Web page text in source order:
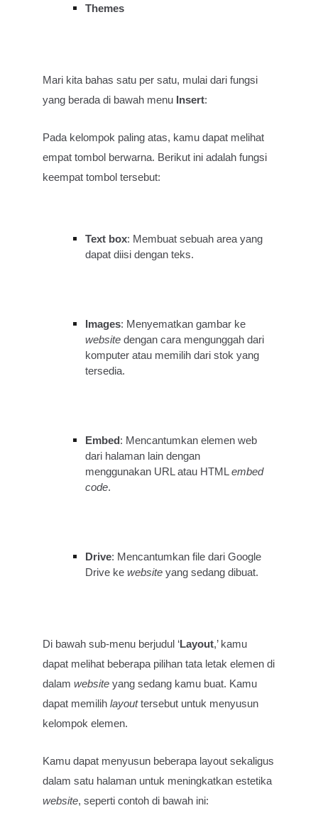
Themes
Mari kita bahas satu per satu, mulai dari fungsi
yang berada di bawah menu Insert:
Pada kelompok paling atas, kamu dapat melihat
empat tombol berwarna. Berikut ini adalah fungsi
keempat tombol tersebut:
Text box: Membuat sebuah area yang
dapat diisi dengan teks.
Images: Menyematkan gambar ke
website dengan cara mengunggah dari
komputer atau memilih dari stok yang
tersedia.
Embed : Mencantumkan elemen web
dari halaman lain dengan
menggunakan URL atau HTMLembed
code.
Drive: Mencantumkan file dari Google
Drive kewebsite yang sedang dibuat.
Di bawah sub-menu berjudul ‘Layout,’ kamu
dapat melihat beberapa pilihan tata letak elemen di
dalamwebsite yang sedang kamu buat. Kamu
dapat memilihlayouttersebut untuk menyusun
kelompok elemen.
Kamu dapat menyusun beberapa layout sekaligus
dalam satu halaman untuk meningkatkan estetika
website, seperti contoh di bawah ini: